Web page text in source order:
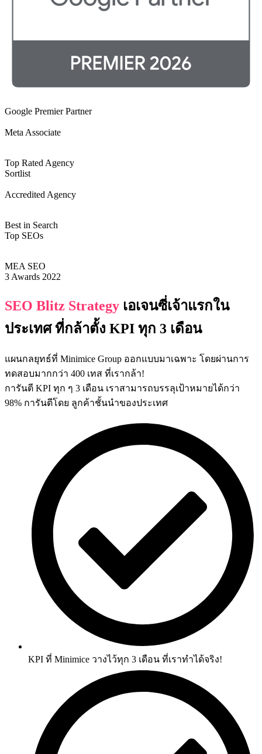
Google Premier Partner
Meta Associate
Top Rated Agency
Sortlist
Accredited Agency
Best in Search
Top SEOs
MEA SEO
3 Awards 2022
SEO Blitz Strategy เอเจนซี่เจ้าแรกใน
ประเทศ ที่กล้าตั้ง KPI ทุก 3 เดือน
แผนกลยุทธ์ที่ Minimice Group ออกแบบมาเฉพาะ โดยผ่านการ
ทดสอบมากกว่า 400 เทส ที่เรากล้า!
การันตี KPI ทุก ๆ 3 เดือน เราสามารถบรรลุเป้าหมายได้กว่า
98% การันตีโดย ลูกค้าชั้นนำของประเทศ
KPI ที่ Minimice วางไว้ทุก 3 เดือน ที่เราทำได้จริง!